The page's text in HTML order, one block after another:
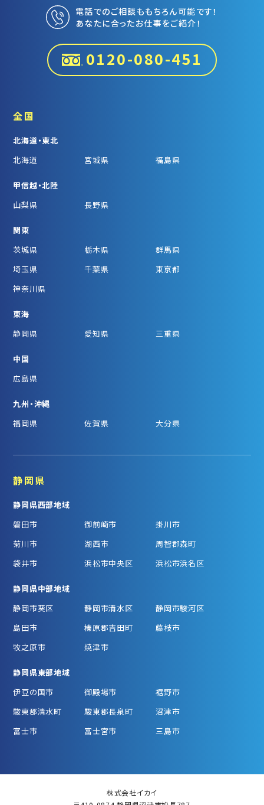
電話でのご相談ももちろん可能です！
あなたに合ったお仕事をご紹介！
0120-080-451
全国
北海道・東北
北海道
宮城県 福島県
甲信越・北陸
山梨県
長野県
関東
茨城県
栃木県
群馬県
埼玉県
千葉県
東京都
神奈川県
東海
静岡県
愛知県 三重県
中国
広島県
九州・沖縄
福岡県
佐賀県 大分県
静岡県
静岡県西部地域
磐田市
御前崎市
掛川市
菊川市
湖西市
周智郡森町
袋井市
浜松市中央区 浜松市浜名区
静岡県中部地域
静岡市葵区
静岡市清水区
静岡市駿河区
島田市
榛原郡吉田町
藤枝市
牧之原市
焼津市
静岡県東部地域
伊豆の国市
御殿場市
裾野市
駿東郡清水町
駿東郡長泉町
沼津市
富士市
富士宮市 三島市
株式会社イカイ